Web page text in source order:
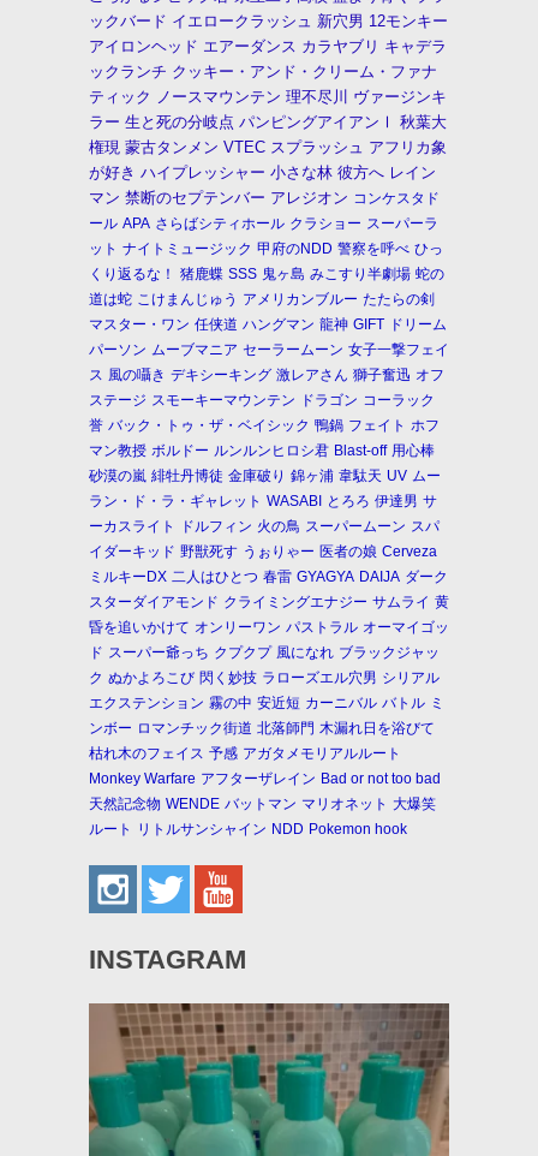
ックバード イエロークラッシュ 新穴男 12モンキー
アイロンヘッド エアーダンス カラヤブリ キャデラ
ックランチ クッキー・アンド・クリーム・ファナ
ティック
ノースマウンテン 理不尽川 ヴァージンキ
ラー 生と死の分岐点 パンピングアイアンⅠ
秋葉大
権現 蒙古タンメン VTEC スプラッシュ アフリカ象
が好き ハイプレッシャー 小さな林 彼方へ レイン
マン 禁断のセプテンバー アレジオン コンケスタド
ール APA さらばシティホール クラショー スーパーラ
ット ナイトミュージック 甲府のNDD 警察を呼べ ひっ
くり返るな！
猪鹿蝶 SSS 鬼ヶ島 みこすり半劇場 蛇の
道は蛇 こけまんじゅう アメリカンブルー たたらの剣
マスター・ワン 任侠道 ハングマン 龍神 GIFT ドリーム
パーソン ムーブマニア セーラームーン 女子一撃フェイ
ス 風の囁き デキシーキング 激レアさん 獅子奮迅 オフ
ステージ スモーキーマウンテン ドラゴン コーラック
誉 バック・トゥ・ザ・ベイシック 鴨鍋 フェイト ホフ
マン教授 ボルドー ルンルンヒロシ君 Blast-off 用心棒
砂漠の嵐 緋牡丹博徒 金庫破り 錦ヶ浦 韋駄天 UV ムー
ラン・ド・ラ・ギャレット WASABI とろろ 伊達男 サ
ーカスライト
ドルフィン 火の鳥 スーパームーン スパ
イダーキッド 野獣死す うぉりゃー 医者の娘 Cerveza
ミルキーDX 二人はひとつ 春雷 GYAGYA DAIJA ダーク
スターダイアモンド クライミングエナジー サムライ 黄
昏を追いかけて オンリーワン パストラル オーマイゴッ
ド スーパー爺っち クプクプ 風になれ ブラックジャッ
ク ぬかよろこび 閃く妙技 ラローズエル穴男 シリアル
エクステンション 霧の中 安近短 カーニバル バトル ミ
ンボー ロマンチック街道 北落師門 木漏れ日を浴びて
枯れ木のフェイス 予感 アガタメモリアルルート
Monkey Warfare アフターザレイン Bad or not too bad
天然記念物 WENDE バットマン マリオネット 大爆笑
ルート
リトルサンシャイン NDD Pokemon hook
INSTAGRAM